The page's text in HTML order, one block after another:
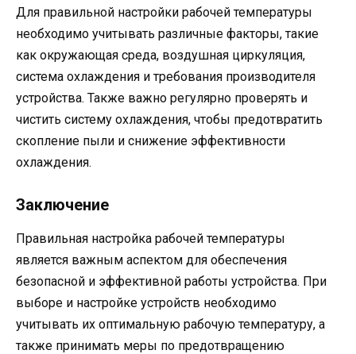
Для правильной настройки рабочей температуры
необходимо учитывать различные факторы, такие
как окружающая среда, воздушная циркуляция,
система охлаждения и требования производителя
устройства. Также важно регулярно проверять и
чистить систему охлаждения, чтобы предотвратить
скопление пыли и снижение эффективности
охлаждения.
Заключение
Правильная настройка рабочей температуры
является важным аспектом для обеспечения
безопасной и эффективной работы устройства. При
выборе и настройке устройств необходимо
учитывать их оптимальную рабочую температуру, а
также принимать меры по предотвращению